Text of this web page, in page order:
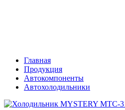
Главная
Продукция
Автокомпоненты
Автохолодильники